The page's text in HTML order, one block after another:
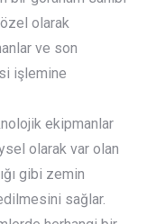
olarak
ve son
işlemine
ekipmanlar
olarak var olan
gibi zemin
sağlar.